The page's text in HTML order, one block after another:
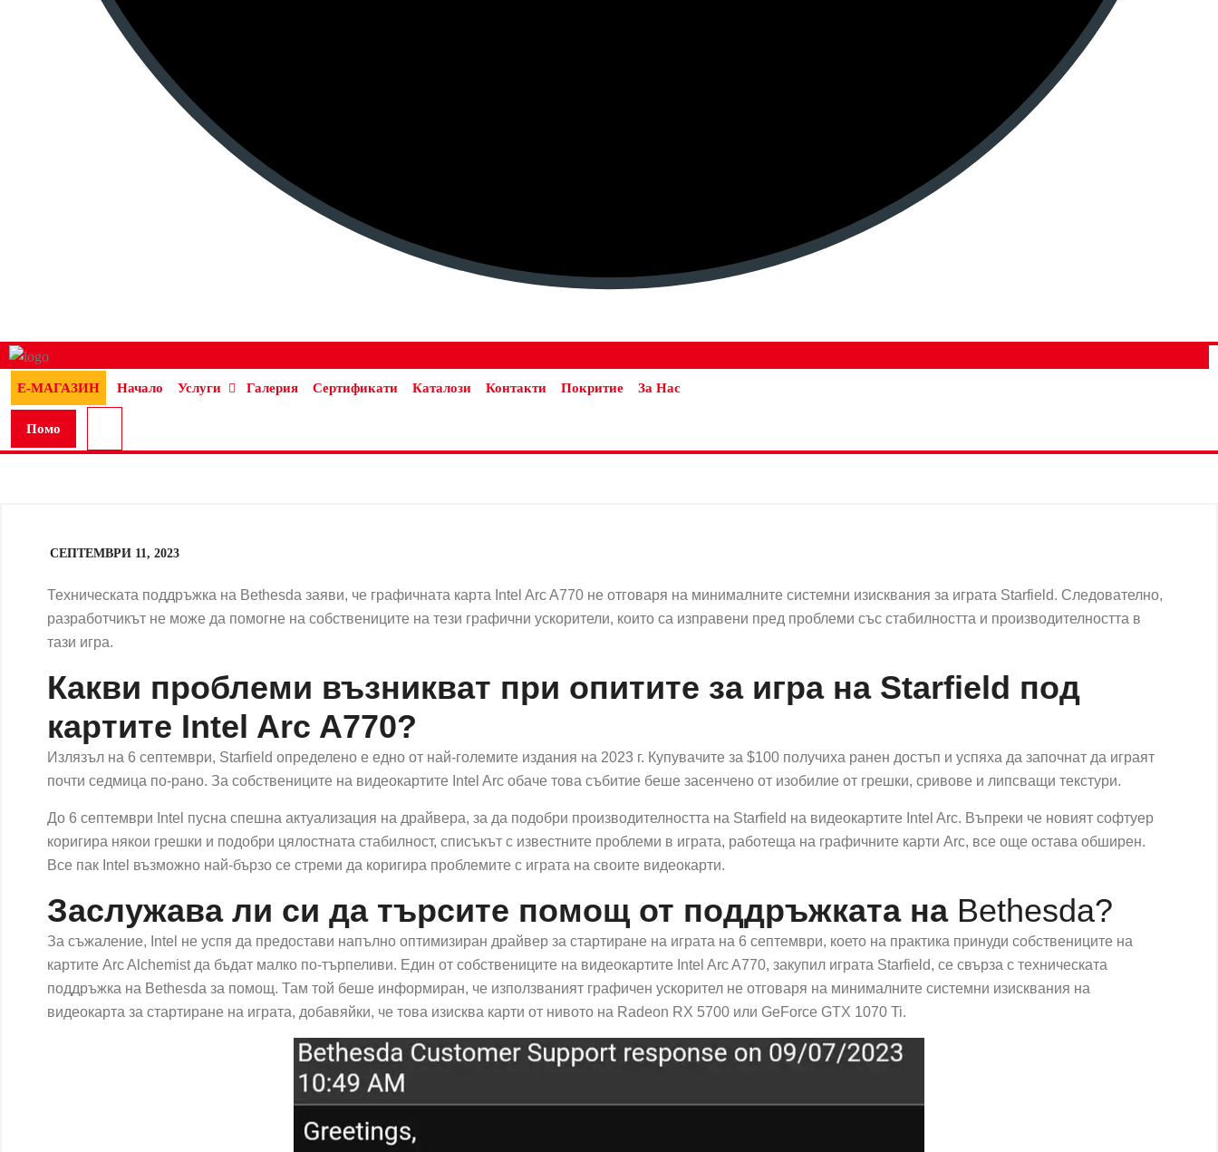
Е-МАГАЗИН Начало Услуги Галерия Сертификати Каталози Контакти Покритие За Нас
Помо
СЕПТЕМВРИ 11, 2023
Техническата поддръжка на Bethesda заяви, че графичната карта Intel Arc A770 не отговаря на минималните системни изисквания за играта Starfield. Следователно,
разработчикът не може да помогне на собствениците на тези графични ускорители, които са изправени пред проблеми със стабилността и производителността в
тази игра.
Какви проблеми възникват при опитите за игра на Starfield под
картите Intel Arc A770?
Излязъл на 6 септември, Starfield определено е едно от най-големите издания на 2023 г. Купувачите за $100 получиха ранен достъп и успяха да започнат да играят
почти седмица по-рано. За собствениците на видеокартите Intel Arc обаче това събитие беше засенчено от изобилие от грешки, сривове и липсващи текстури.
До 6 септември Intel пусна спешна актуализация на драйвера, за да подобри производителността на Starfield на видеокартите Intel Arc. Въпреки че новият софтуер
коригира някои грешки и подобри цялостната стабилност, списъкът с известните проблеми в играта, работеща на графичните карти Arc, все още остава обширен.
Все пак Intel възможно най-бързо се стреми да коригира проблемите с играта на своите видеокарти.
Заслужава ли си да търсите помощ от поддръжката на Bethesda?
За съжаление, Intel не успя да предостави напълно оптимизиран драйвер за стартиране на играта на 6 септември, което на практика принуди собствениците на
картите Arc Alchemist да бъдат малко по-търпеливи. Един от собствениците на видеокартите Intel Arc A770, закупил играта Starfield, се свърза с техническата
поддръжка на Bethesda за помощ. Там той беше информиран, че използваният графичен ускорител не отговаря на минималните системни изисквания на
видеокарта за стартиране на играта, добавяйки, че това изисква карти от нивото на Radeon RX 5700 или GeForce GTX 1070 Ti.